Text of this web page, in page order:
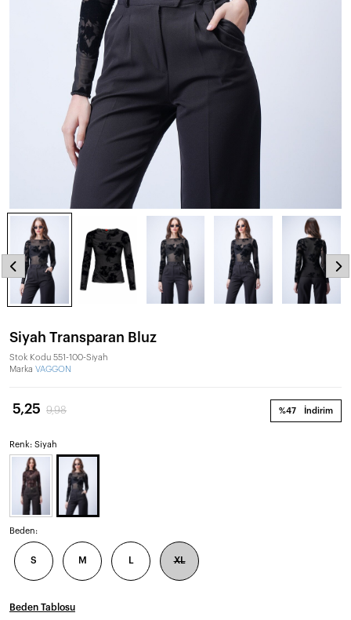
Siyah Transparan Bluz
Stok Kodu 551-100-Siyah
Marka VAGGON
%47 İndirim
5,25 9,98
Renk: Siyah
Beden:
S M L XL
Beden Tablosu